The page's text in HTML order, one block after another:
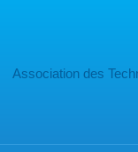
Association des